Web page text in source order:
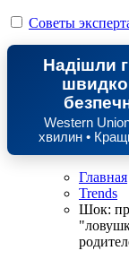
Советы
Надішли
швидко
Western
хвилин •
Главная
Trends
Шок: